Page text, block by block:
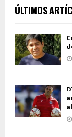
ÚLTIMOS